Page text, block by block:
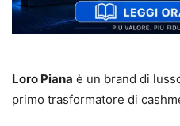
Loro Piana è un brand di
primo trasformatore di